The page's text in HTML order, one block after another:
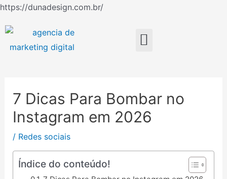
https://dunadesign.com.br/Ir
Menu
7 Dicas Para Bombar no
Instagram em 2026
/ Redes sociais
Índice do conteúdo!
de
Post